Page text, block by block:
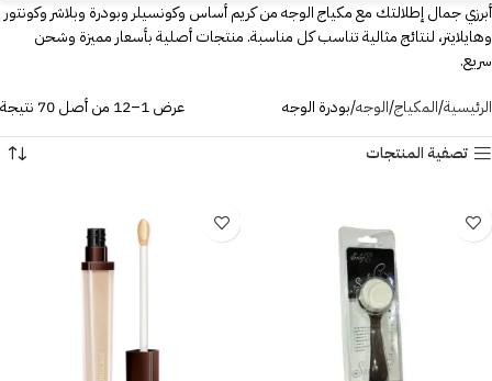
أبرزي جمال إطلالتك مع مكياج الوجه من كريم أساس وكونسيلر وبودرة وبلاشر وكونتور
وهايلايتر، لنتائج مثالية تناسب كل مناسبة. منتجات أصلية بأسعار مميزة وشحن
سريع.
الرئيسية المكياج الوجه بودرة الوجه
عرض 1–12 من أصل 70 نتيجة
تصفية المنتجات